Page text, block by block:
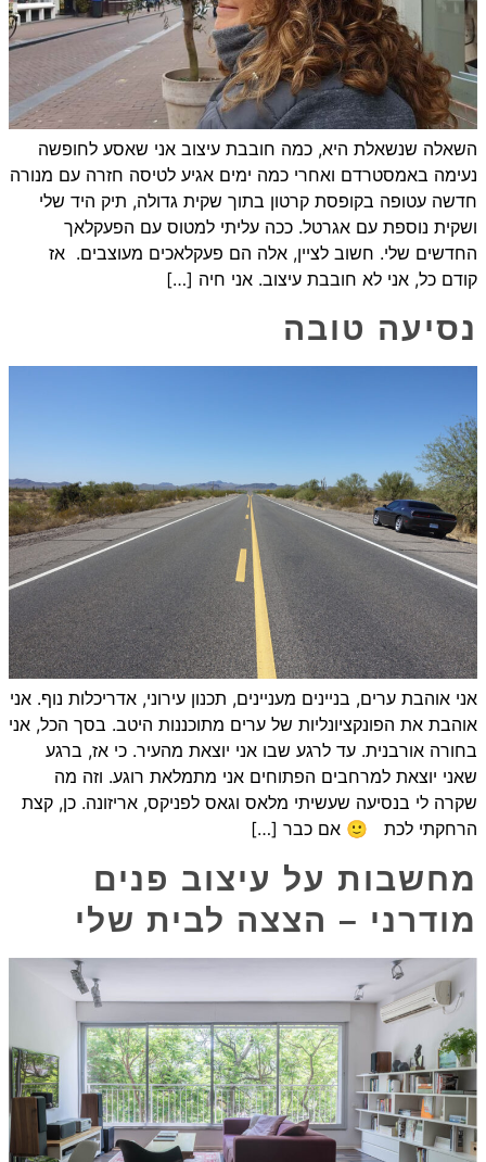
השאלה שנשאלת היא, כמה חובבת עיצוב אני שאסע לחופשה
נעימה באמסטרדם ואחרי כמה ימים אגיע לטיסה חזרה עם מנורה
חדשה עטופה בקופסת קרטון בתוך שקית גדולה, תיק היד שלי
ושקית נוספת עם אגרטל. ככה עליתי למטוס עם הפעקלאך
החדשים שלי. חשוב לציין, אלה הם פעקלאכים מעוצבים. אז
קודם כל, אני לא חובבת עיצוב. אני חיה […]
נסיעה טובה
אני אוהבת ערים, בניינים מעניינים, תכנון עירוני, אדריכלות נוף. אני
אוהבת את הפונקציונליות של ערים מתוכננות היטב. בסך הכל, אני
בחורה אורבנית. עד לרגע שבו אני יוצאת מהעיר. כי אז, ברגע
שאני יוצאת למרחבים הפתוחים אני מתמלאת רוגע. וזה מה
שקרה לי בנסיעה שעשיתי מלאס וגאס לפניקס, אריזונה. כן, קצת
הרחקתי לכת 🙂 אם כבר […]
מחשבות על עיצוב פנים
מודרני – הצצה לבית שלי